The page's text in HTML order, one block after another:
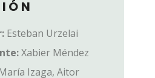
Esteban Urzelai
Xabier Méndez
Izaga, Aitor